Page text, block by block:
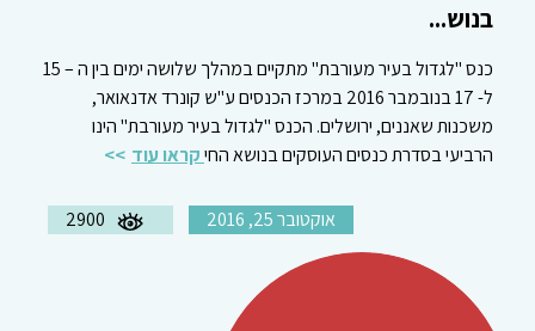
בנוש...
כנס "לגדול בעיר מעורבת" מתקיים במהלך שלושה ימים בין ה – 15
ל- 17 בנובמבר 2016 במרכז הכנסים ע"ש קונרד אדנאואר,
משכנות שאננים, ירושלים. הכנס "לגדול בעיר מעורבת" הינו
הרביעי בסדרת כנסים העוסקים בנושא החיקראו עוד
אוקטובר 25, 2016 2900